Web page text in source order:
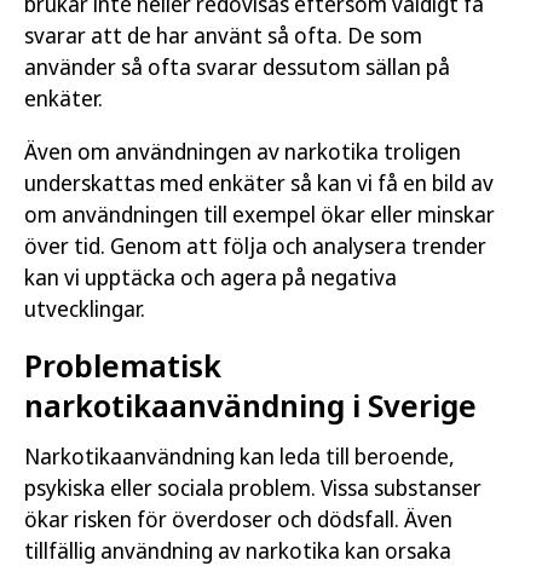
svarar att de har använt så ofta. De som
använder så ofta svarar dessutom sällan på
enkäter.
Även om användningen av narkotika troligen
underskattas med enkäter så kan vi få en bild av
om användningen till exempel ökar eller minskar
över tid. Genom att följa och analysera trender
kan vi upptäcka och agera på negativa
utvecklingar.
Problematisk
narkotikaanvändning i Sverige
Narkotikaanvändning kan leda till beroende,
psykiska eller sociala problem. Vissa substanser
ökar risken för överdoser och dödsfall. Även
tillfällig användning av narkotika kan orsaka